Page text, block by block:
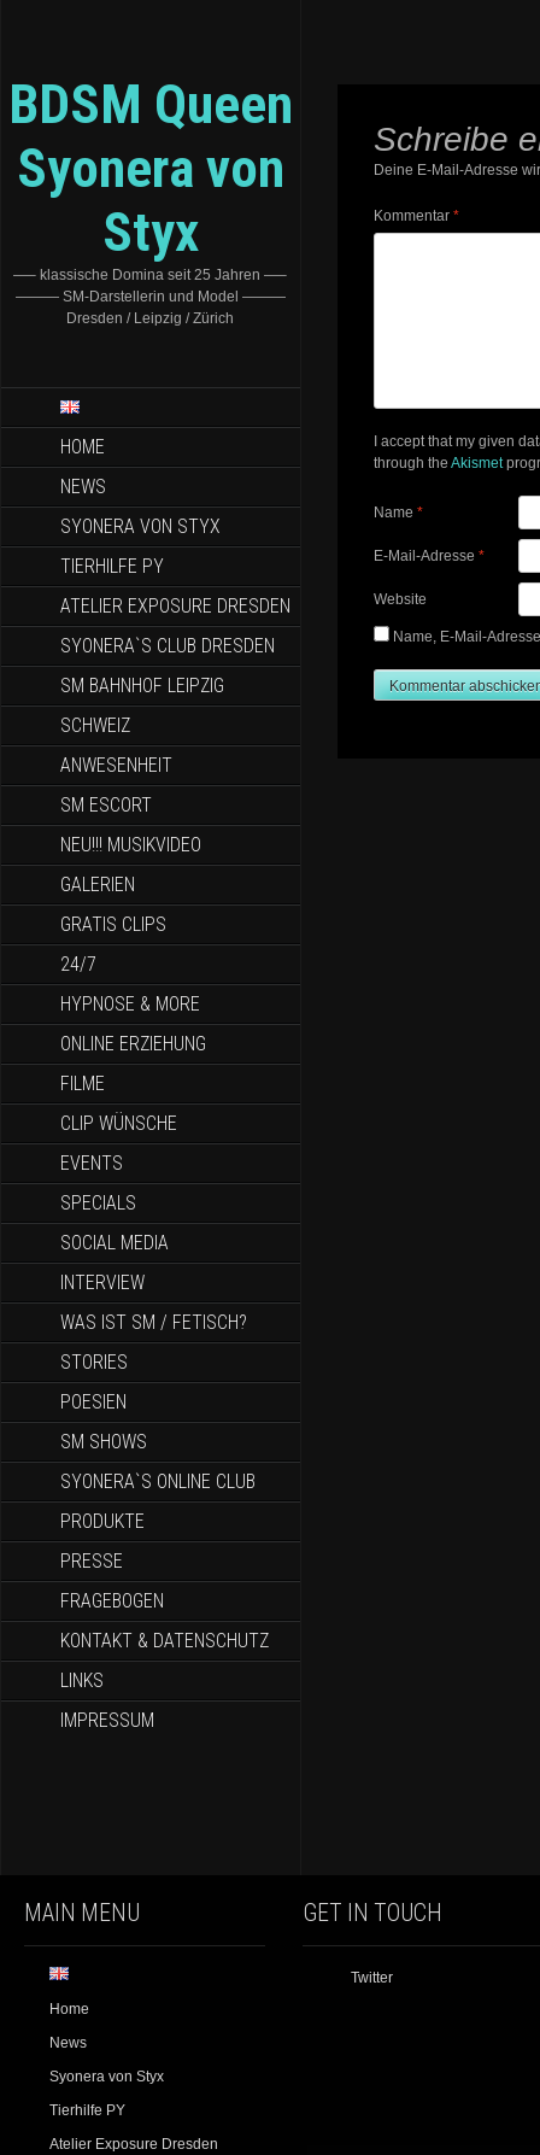
BDSM Queen
Syonera von
Styx
—– klassische Domina seit 25 Jahren —–
——— SM-Darstellerin und Model ———
Dresden / Leipzig / Zürich
HOME
NEWS
SYONERA VON STYX
TIERHILFE PY
ATELIER EXPOSURE DRESDEN
SYONERA`S CLUB DRESDEN
SM BAHNHOF LEIPZIG
SCHWEIZ
ANWESENHEIT
SM ESCORT
NEU!!! MUSIKVIDEO
GALERIEN
GRATIS CLIPS
24/7
HYPNOSE & MORE
ONLINE ERZIEHUNG
FILME
CLIP WÜNSCHE
EVENTS
SPECIALS
SOCIAL MEDIA
INTERVIEW
WAS IST SM / FETISCH?
STORIES
POESIEN
SM SHOWS
SYONERA`S ONLINE CLUB
PRODUKTE
PRESSE
FRAGEBOGEN
KONTAKT & DATENSCHUTZ
LINKS
IMPRESSUM
Schreibe
Deine E-Mail-Adresse
Kommentar *
I accept that my given
through the Akismet
Name *
E-Mail-Adresse *
Website
Name, E-Mail-
MAIN MENU
Home
News
Syonera von Styx
Tierhilfe PY
Atelier Exposure Dresden
GET IN TOUCH
Twitter